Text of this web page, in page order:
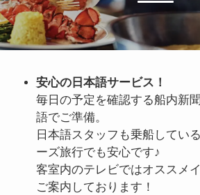
安心の日本語サービス！
毎日の予定を確認する船内新
語でご準備。
日本語スタッフも乗船してい
ーズ旅行でも安心です♪
客室内のテレビではオススメ
ご案内しております！